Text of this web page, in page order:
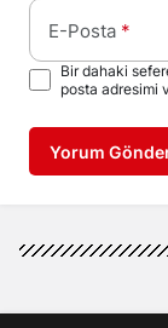
E-Posta *
Bir dahaki
posta adresimi
Yorum